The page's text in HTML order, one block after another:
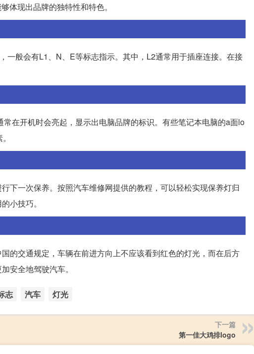
体现出品牌的独特性和特色。
一般会有L1、N、E等标志指示。其中，L2通常用于插座连接。在接
在开机时会亮起，显示出电脑品牌的标识。有些笔记本电脑的a面lo
下一次保养。按照汽车维修网提供的教程，可以轻松实现保养灯归
小技巧。
的交通规定，车辆在前进方向上不应该看到红色的灯光，而在后方
安全地驾驶汽车。
志 汽车 灯光
下一篇
第一佳大鸡排logo